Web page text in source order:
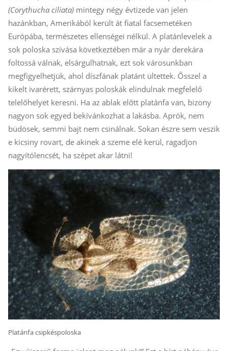
(Corythucha ciliata) mintegy négy évtizede van jelen
hazánkban, Amerikából került át fiatal facsemetéken
Európába, természetes ellenségei nélkül. A platánlevelek a
sok poloska szívása következtében már a nyár derekára
foltossá válnak, elsárgulhatnak, ezt sok városunkban
megfigyelhetjük, ahol díszfának platánt ültettek. Ősszel a
kikelt ivarérett, szárnyas poloskák elindulnak megfelelő
telelőhelyet keresni. Ha az ablak előtt platánfa van, bizony
nagyon sok egyed bekívánkozhat a lakásba. Aprók, nem
büdösek, semmi bajt nem csinálnak. Sokan észre sem veszik
e kicsiny rovart, de akinek a szeme elé kerül, ragadjon
nagyítólencsét, ha szépet akar látni!
Platánfa csipkéspoloska